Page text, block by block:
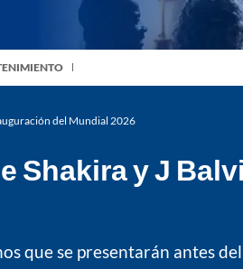
del Mundial 2026
Shakira y J
que se presentarán antes